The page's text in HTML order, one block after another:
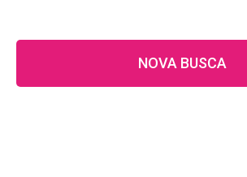
NOVA BUSCA